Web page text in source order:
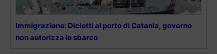
Immigrazione: Diciotti al porto di Catania, governo
non autorizza lo sbarco